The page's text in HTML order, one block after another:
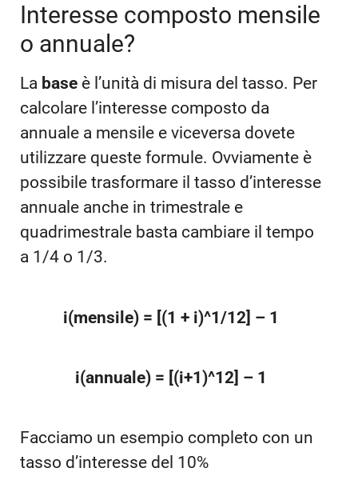
Interesse composto mensile
o annuale?
La base è l’unità di misura del tasso. Per
calcolare l’interesse composto da
annuale a mensile e viceversa dovete
utilizzare queste formule. Ovviamente è
possibile trasformare il tasso d’interesse
annuale anche in trimestrale e
quadrimestrale basta cambiare il tempo
a 1/4 o 1/3.
i(mensile) = [(1 + i)^1/12] – 1
i(annuale) = [(i+1)^12] – 1
Facciamo un esempio completo con un
tasso d’interesse del 10%